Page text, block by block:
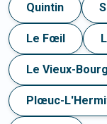
Quintin
Le Fœil
Le Vieux-Bourg
Plœuc-